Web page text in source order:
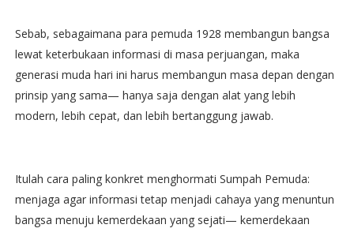
Sebab, sebagaimana para pemuda 1928 membangun bangsa
lewat keterbukaan informasi di masa perjuangan, maka
generasi muda hari ini harus membangun masa depan dengan
prinsip yang sama— hanya saja dengan alat yang lebih
modern, lebih cepat, dan lebih bertanggung jawab.
Itulah cara paling konkret menghormati Sumpah Pemuda:
menjaga agar informasi tetap menjadi cahaya yang menuntun
bangsa menuju kemerdekaan yang sejati— kemerdekaan